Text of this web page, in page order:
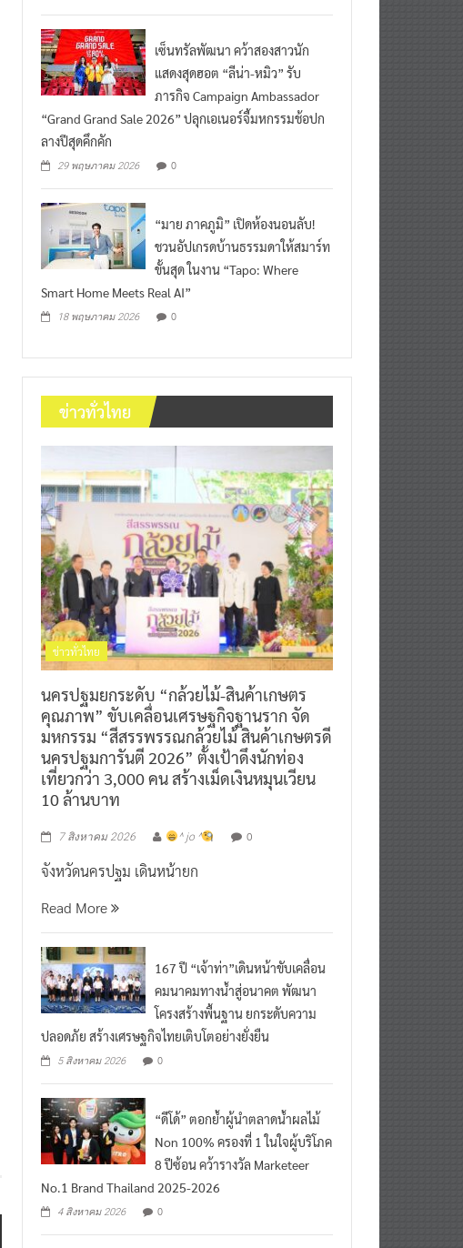
เซ็นทรัลพัฒนา คว้าสองสาวนัก
แสดงสุดฮอต “ลีน่า-หมิว” รับ
ภารกิจ Campaign Ambassador
“Grand Grand Sale 2026” ปลุกเอเนอร์จี้มหกรรมช้อปก
ลางปีสุดคึกคัก
29 พฤษภาคม 2026 0
“มาย ภาคภูมิ” เปิดห้องนอนลับ!
ชวนอัปเกรดบ้านธรรมดาให้สมาร์ท
ขั้นสุด ในงาน “Tapo: Where
Smart Home Meets Real AI”
18 พฤษภาคม 2026 0
ข่าวทั่วไทย
ข่าวทั่วไทย
นครปฐมยกระดับ “กล้วยไม้-สินค้าเกษตร
คุณภาพ” ขับเคลื่อนเศรษฐกิจฐานราก จัด
มหกรรม “สีสรรพรรณกล้วยไม้ สินค้าเกษตรดี
นครปฐมการันตี 2026” ตั้งเป้าดึงนักท่อง
เที่ยวกว่า 3,000 คน สร้างเม็ดเงินหมุนเวียน
10 ล้านบาท
7 สิงหาคม 2026 ^ jo ^ 0
จังหวัดนครปฐม เดินหน้ายก
Read More
167 ปี “เจ้าท่า”เดินหน้าขับเคลื่อน
คมนาคมทางน้ำสู่อนาคต พัฒนา
โครงสร้างพื้นฐาน ยกระดับความ
ปลอดภัย สร้างเศรษฐกิจไทยเติบโตอย่างยั่งยืน
5 สิงหาคม 2026 0
“ดีโด้” ตอกย้ำผู้นำตลาดน้ำผลไม้
Non 100% ครองที่ 1 ในใจผู้บริโภค
8 ปีซ้อน คว้ารางวัล Marketeer
No.1 Brand Thailand 2025-2026
4 สิงหาคม 2026 0